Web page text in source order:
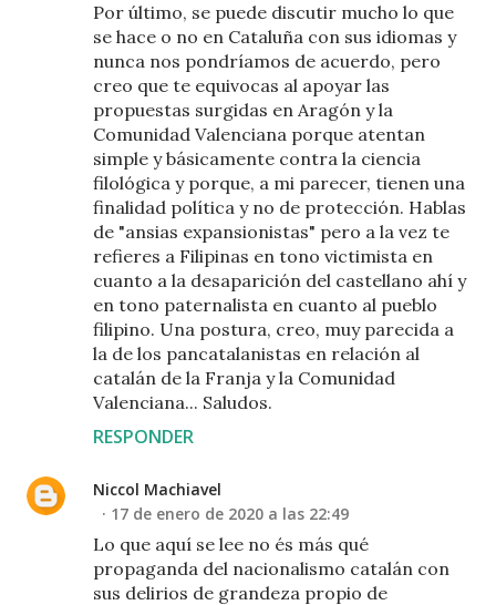
Por último, se puede discutir mucho lo que
se hace o no en Cataluña con sus idiomas y
nunca nos pondríamos de acuerdo, pero
creo que te equivocas al apoyar las
propuestas surgidas en Aragón y la
Comunidad Valenciana porque atentan
simple y básicamente contra la ciencia
filológica y porque, a mi parecer, tienen una
finalidad política y no de protección. Hablas
de "ansias expansionistas" pero a la vez te
refieres a Filipinas en tono victimista en
cuanto a la desaparición del castellano ahí y
en tono paternalista en cuanto al pueblo
filipino. Una postura, creo, muy parecida a
la de los pancatalanistas en relación al
catalán de la Franja y la Comunidad
Valenciana... Saludos.
RESPONDER
Niccol Machiavel
17 de enero de 2020 a las 22:49
Lo que aquí se lee no és más qué
propaganda del nacionalismo catalán con
sus delirios de grandeza propio de